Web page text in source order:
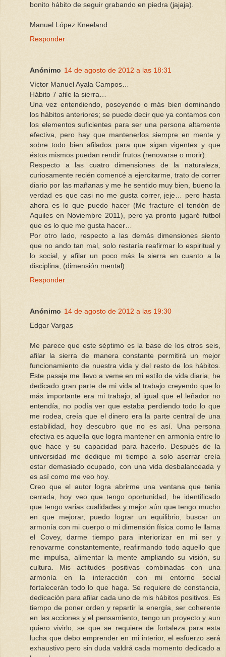
bonito hábito de seguir grabando en piedra (jajaja).
Manuel López Kneeland
Responder
Anónimo 14 de agosto de 2012 a las 18:31
Víctor Manuel Ayala Campos…
Hábito 7 afile la sierra…
Una vez entendiendo, poseyendo o más bien dominando
los hábitos anteriores; se puede decir que ya contamos con
los elementos suficientes para ser una persona altamente
efectiva, pero hay que mantenerlos siempre en mente y
sobre todo bien afilados para que sigan vigentes y que
éstos mismos puedan rendir frutos (renovarse o morir).
Respecto a las cuatro dimensiones de la naturaleza,
curiosamente recién comencé a ejercitarme, trato de correr
diario por las mañanas y me he sentido muy bien, bueno la
verdad es que casi no me gusta correr, jeje… pero hasta
ahora es lo que puedo hacer (Me fracture el tendón de
Aquiles en Noviembre 2011), pero ya pronto jugaré futbol
que es lo que me gusta hacer…
Por otro lado, respecto a las demás dimensiones siento
que no ando tan mal, solo restaría reafirmar lo espiritual y
lo social, y afilar un poco más la sierra en cuanto a la
disciplina, (dimensión mental).
Responder
Anónimo 14 de agosto de 2012 a las 19:30
Edgar Vargas
Me parece que este séptimo es la base de los otros seis,
afilar la sierra de manera constante permitirá un mejor
funcionamiento de nuestra vida y del resto de los hábitos.
Este pasaje me llevo a veme en mi estilo de vida diaria, he
dedicado gran parte de mi vida al trabajo creyendo que lo
más importante era mi trabajo, al igual que el leñador no
entendía, no podía ver que estaba perdiendo todo lo que
me rodea, creía que el dinero era la parte central de una
estabilidad, hoy descubro que no es así. Una persona
efectiva es aquella que logra mantener en armonía entre lo
que hace y su capacidad para hacerlo. Después de la
universidad me dedique mi tiempo a solo aserrar creía
estar demasiado ocupado, con una vida desbalanceada y
es así como me veo hoy.
Creo que el autor logra abrirme una ventana que tenia
cerrada, hoy veo que tengo oportunidad, he identificado
que tengo varias cualidades y mejor aún que tengo mucho
en que mejorar, puedo lograr un equilibrio, buscar un
armonía con mi cuerpo o mi dimensión física como le llama
el Covey, darme tiempo para interiorizar en mi ser y
renovarme constantemente, reafirmando todo aquello que
me impulsa, alimentar la mente ampliando su visión, su
cultura. Mis actitudes positivas combinadas con una
armonía en la interacción con mi entorno social
fortalecerán todo lo que haga. Se requiere de constancia,
dedicación para afilar cada uno de mis hábitos positivos. Es
tiempo de poner orden y repartir la energía, ser coherente
en las acciones y el pensamiento, tengo un proyecto y aun
quiero vivirlo, se que se requiere de fortaleza para esta
lucha que debo emprender en mi interior, el esfuerzo será
exhaustivo pero sin duda valdrá cada momento dedicado a